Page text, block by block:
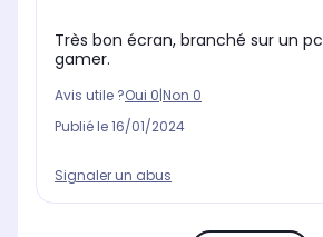
Très bon écran, branché sur un pc
gamer.
Avis utile ?Oui 0|Non 0
Publié le16/01/2024
Signaler un abus